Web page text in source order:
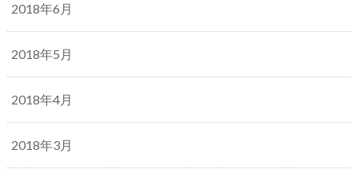
2018年6月
2018年5月
2018年4月
2018年3月